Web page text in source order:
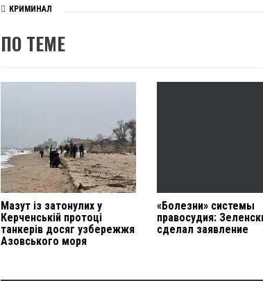
КРИМИНАЛ
ПО ТЕМЕ
Мазут із затонулих у
Керченській протоці
танкерів досяг узбережжя
Азовського моря
«Болезни» системы
правосудия:
сделал заявление